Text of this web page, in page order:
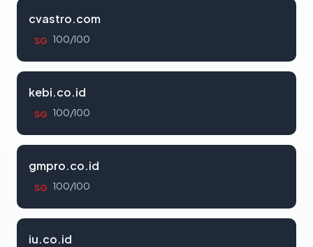
cvastro.com
SG 100/100
kebi.co.id
SG 100/100
gmpro.co.id
SG 100/100
iu.co.id